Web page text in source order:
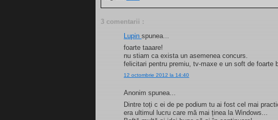
3 comentarii :
Lupinspunea...
foarte taaare!
nu stiam ca exista un asemenea concurs.
felicitari pentru premiu, tv-maxe e un soft de foarte
12 octombrie 2012 la 14:40
Anonim spunea...
Dintre toți c ei de pe podium tu ai fost cel mai
era ultimul lucru care mă mai ținea la Windows...